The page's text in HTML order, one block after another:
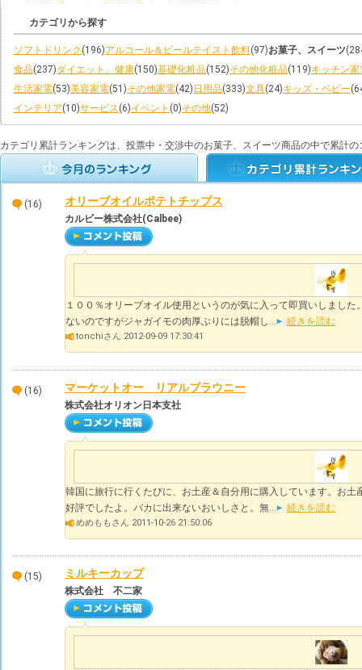
カテゴリから探す
ソフトドリンク (196)アルコール＆ビールテイスト飲料(97)お菓子、スイーツ
食品(237)ダイエット、健康(150)基礎化粧品(152)その他化粧品(119)キッチン家
生活家電(53)美容家電(51)その他家電(42) 日用品(333)文具(24)キッズ・ベビー
インテリア(10)サービス(6)イベント (0)その他(52)
カテゴリ累計ランキングは、投票中・交渉中のお菓子、スイーツ商品の中で累計
(16) オリーブオイルポテトチップス
カルビー株式会社(Calbee)
１００％オリーブオイル使用というのが気に入って即買いしまし
ないのですがジャガイモの肉厚ぶりには脱帽し...
続きを読む
tonchiさん 2012-09-09 17:30:41
(16) マーケットオー リアルブラウニー
株式会社オリオン日本支社
韓国に旅行に行くたびに、お土産＆自分用に購入しています。お
好評でしたよ。バカに出来ないおいしさと。無...
続きを読む
めめももさん 2011-10-26 21:50:06
(15) ミルキーカップ
株式会社 不二家